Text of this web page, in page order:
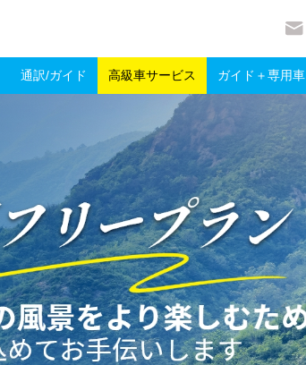
通訳/ガイド 高級車サービス ガイド＋専用車